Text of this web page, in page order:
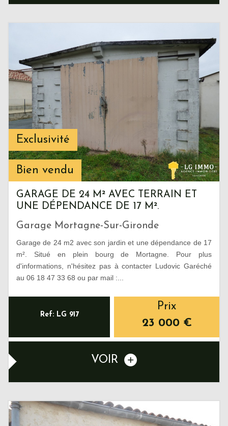
Bien vendu
Exclusivité
GARAGE DE 24 M² AVEC TERRAIN ET
UNE DÉPENDANCE DE 17 M².
Garage Mortagne-Sur-Gironde
Garage de 24 m2 avec son jardin et une dépendance de 17
m². Situé en plein bourg de Mortagne. Pour plus
d'informations, n'hésitez pas à contacter Ludovic Garéché
au 06 18 47 33 68 ou par mail :...
Ref: LG 917
Prix
23 000 €
VOIR